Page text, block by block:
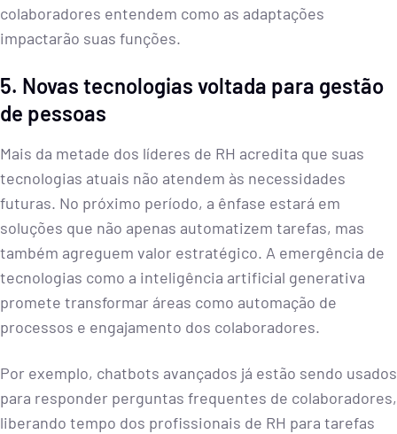
colaboradores entendem como as adaptações
impactarão suas funções.
5. Novas tecnologias voltada para gestão
de pessoas
Mais da metade dos líderes de RH acredita que suas
tecnologias atuais não atendem às necessidades
futuras. No próximo período, a ênfase estará em
soluções que não apenas automatizem tarefas, mas
também agreguem valor estratégico. A emergência de
tecnologias como a inteligência artificial generativa
promete transformar áreas como automação de
processos e engajamento dos colaboradores.
Por exemplo, chatbots avançados já estão sendo usados
para responder perguntas frequentes de colaboradores,
liberando tempo dos profissionais de RH para tarefas